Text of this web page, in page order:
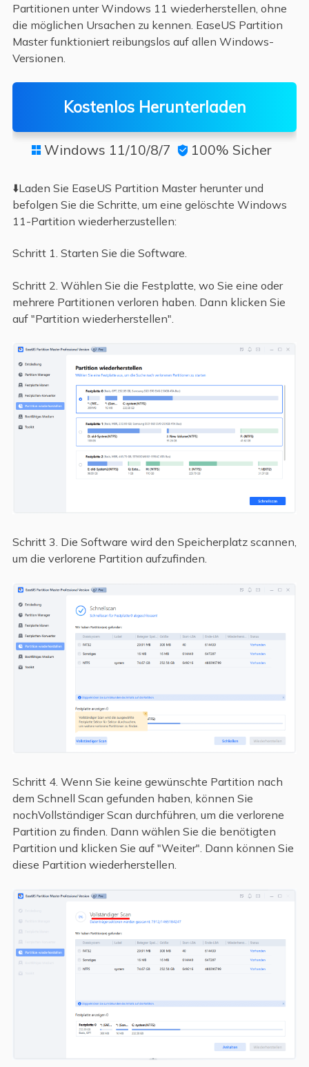
Partitionen unter Windows 11 wiederherstellen, ohne
die möglichen Ursachen zu kennen. EaseUS Partition
Master funktioniert reibungslos auf allen Windows-
Versionen.
Kostenlos Herunterladen
 Windows 11/10/8/7  100% Sicher
⬇️Laden Sie EaseUS Partition Master herunter und
befolgen Sie die Schritte, um eine gelöschte Windows
11-Partition wiederherzustellen:
Schritt 1. Starten Sie die Software.
Schritt 2. Wählen Sie die Festplatte, wo Sie eine oder
mehrere Partitionen verloren haben. Dann klicken Sie
auf "Partition wiederherstellen".
Schritt 3. Die Software wird den Speicherplatz scannen,
um die verlorene Partition aufzufinden.
Schritt 4. Wenn Sie keine gewünschte Partition nach
dem Schnell Scan gefunden haben, können Sie
nochVollständiger Scan durchführen, um die verlorene
Partition zu finden. Dann wählen Sie die benötigten
Partition und klicken Sie auf "Weiter". Dann können Sie
diese Partition wiederherstellen.